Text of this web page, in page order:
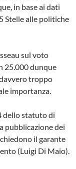
in base ai dati
Stelle alle politiche
sul voto
25.000 dunque
troppo
importanza.
dello statuto di
pubblicazione dei
il garante
(Luigi Di Maio).